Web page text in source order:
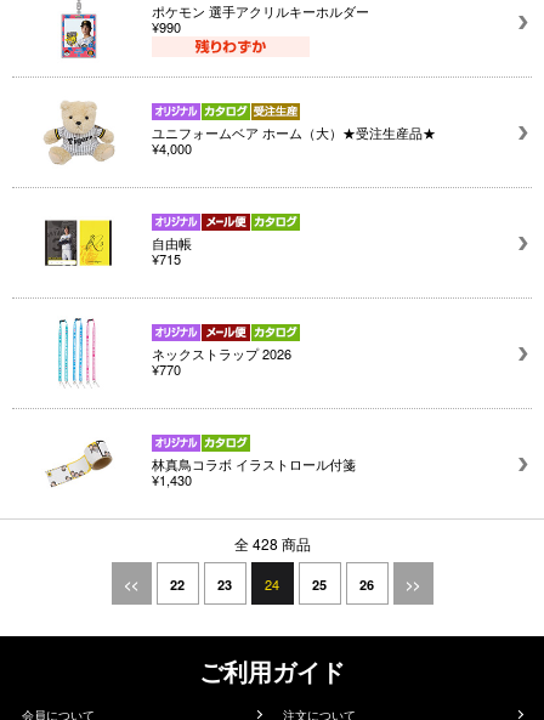
ポケモン 選手アクリルキーホルダー
¥990
ユニフォームベア ホーム（大）★受注生産品★
¥4,000
自由帳
¥715
ネックストラップ 2026
¥770
林真鳥コラボ イラストロール付箋
¥1,430
全 428 商品
<< 22 23 24 25 26 >>
ご利用ガイド
会員について 注文について